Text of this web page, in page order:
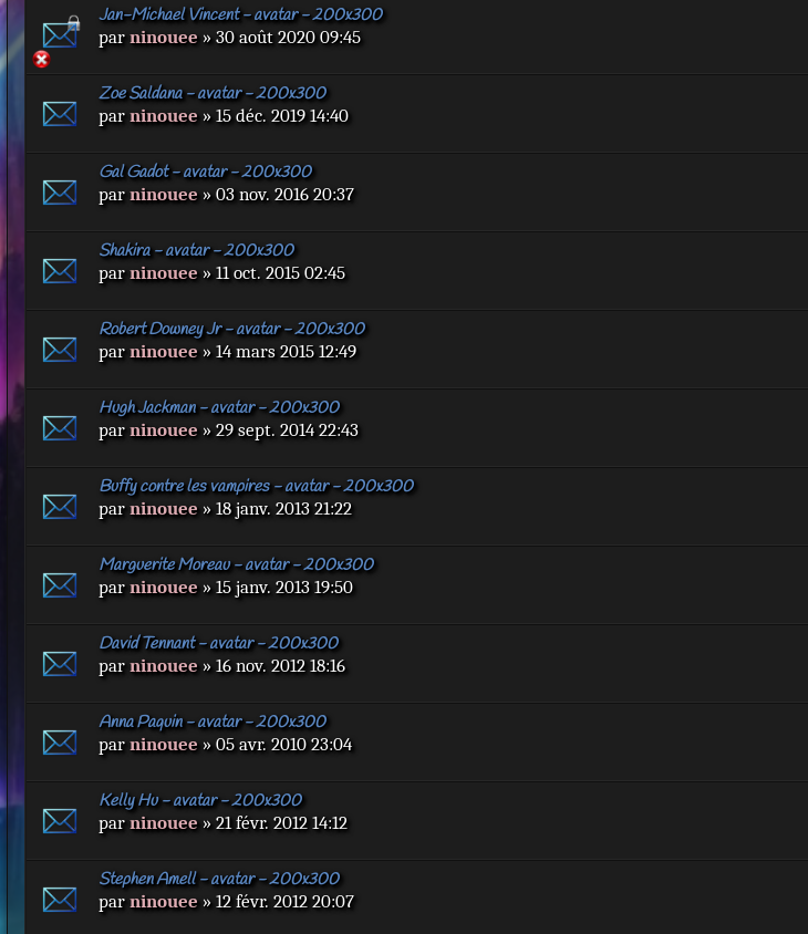
Jan-Michael Vincent - avatar - 200x300
par ninouee » 30 août 2020 09:45
Zoe Saldana - avatar - 200x300
par ninouee » 15 déc. 2019 14:40
Gal Gadot - avatar - 200x300
par ninouee » 03 nov. 2016 20:37
Shakira - avatar - 200x300
par ninouee » 11 oct. 2015 02:45
Robert Downey Jr - avatar - 200x300
par ninouee » 14 mars 2015 12:49
Hugh Jackman - avatar - 200x300
par ninouee » 29 sept. 2014 22:43
Buffy contre les vampires - avatar - 200x300
par ninouee » 18 janv. 2013 21:22
Marguerite Moreau - avatar - 200x300
par ninouee » 15 janv. 2013 19:50
David Tennant - avatar - 200x300
par ninouee » 16 nov. 2012 18:16
Anna Paquin - avatar - 200x300
par ninouee » 05 avr. 2010 23:04
Kelly Hu - avatar - 200x300
par ninouee » 21 févr. 2012 14:12
Stephen Amell - avatar - 200x300
par ninouee » 12 févr. 2012 20:07